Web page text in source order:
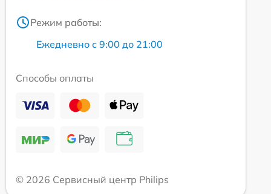
Режим работы:
Ежедневно с 9:00 до 21:00
Способы оплаты
© 2026 Сервисный центр Philips